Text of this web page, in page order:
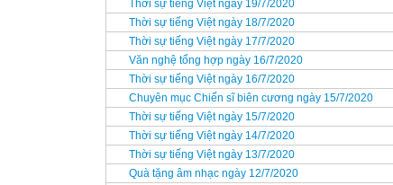
Thời sự tiếng Việt ngày 19/7/2020
Thời sự tiếng Việt ngày 18/7/2020
Thời sự tiếng Việt ngày 17/7/2020
Văn nghệ tổng hợp ngày 16/7/2020
Thời sự tiếng Việt ngày 16/7/2020
Chuyên mục Chiến sĩ biên cương ngày 15/7/2020
Thời sự tiếng Việt ngày 15/7/2020
Thời sự tiếng Việt ngày 14/7/2020
Thời sự tiếng Việt ngày 13/7/2020
Quà tặng âm nhạc ngày 12/7/2020